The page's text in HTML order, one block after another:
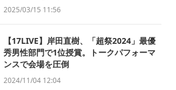
2025/03/15 11:56
【17LIVE】岸田直樹、「超祭2024」最優
秀男性部門で1位授賞。トークパフォーマ
ンスで会場を圧倒
2024/11/04 12:04